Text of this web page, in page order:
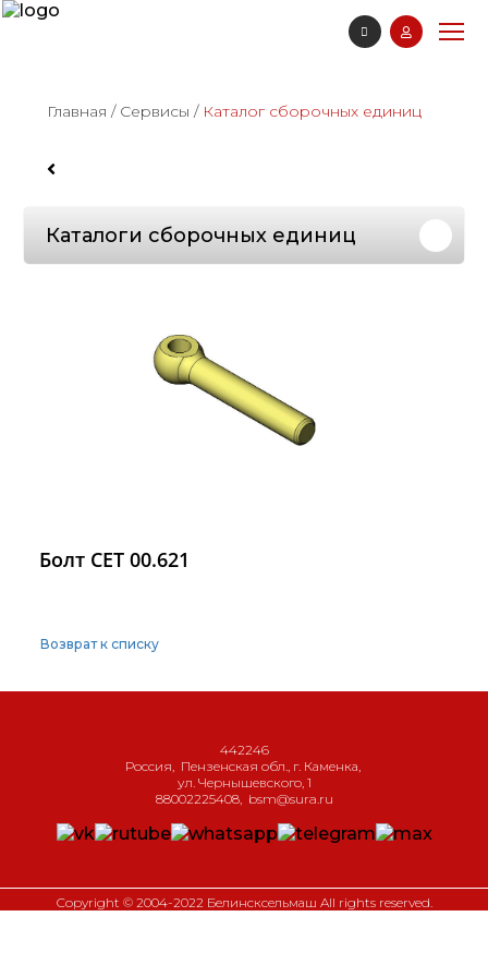
Главная / Сервисы / Каталог сборочных единиц
Каталоги сборочных единиц
Болт СЕТ 00.621
Возврат к списку
442246
Россия
Пензенская обл., г. Каменка
ул. Чернышевского, 1
88002225408, bsm@sura.ru
Copyright © 2004-2022 Белинсксельмаш All rights reserved.